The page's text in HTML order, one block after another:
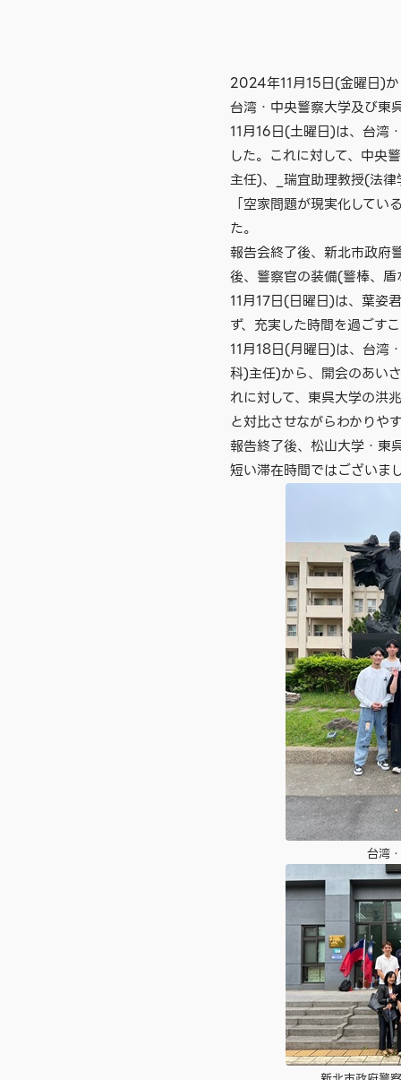
2024年11月15日(金曜日)
台湾・中央警察大学及び東
11月16日(土曜日)は、台湾
した。これに対して、中央
主任)、_瑞宜助理教授(法
「空家問題が現実化して
た。
報告会終了後、新北市政府
後、警察官の装備(警棒、
11月17日(日曜日)は、葉姿
ず、充実した時間を過ごす
11月18日(月曜日)は、台湾
科)主任)から、開会のあい
れに対して、東呉大学の洪
と対比させながらわかりや
報告終了後、松山大学・東
短い滞在時間ではございま
台湾